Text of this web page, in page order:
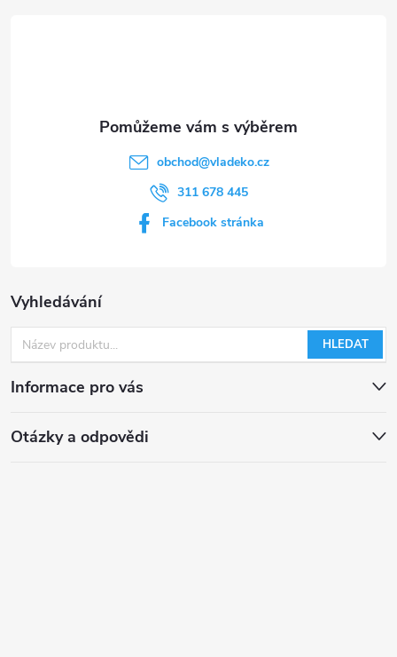
u
Vyhledávání
HLEDAT
Informace pro vás
Otázky a odpovědi
obchod@vladeko.cz
311 678 445
Facebook stránka